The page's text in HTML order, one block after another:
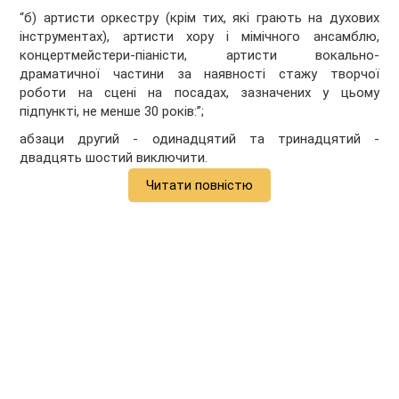
“б) артисти оркестру (крім тих, які грають на духових
інструментах), артисти хору і мімічного ансамблю,
концертмейстери-піаністи, артисти вокально-
драматичної частини за наявності стажу творчої
роботи на сцені на посадах, зазначених у цьому
підпункті, не менше 30 років:”;
абзаци другий - одинадцятий та тринадцятий -
двадцять шостий виключити.
Читати повністю